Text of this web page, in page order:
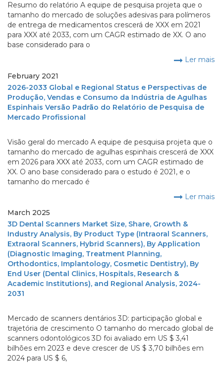
Resumo do relatório A equipe de pesquisa projeta que o
tamanho do mercado de soluções adesivas para polímeros
de entrega de medicamentos crescerá de XXX em 2021
para XXX até 2033, com um CAGR estimado de XX. O ano
base considerado para o
Ler mais
February 2021
2026-2033 Global e Regional Status e Perspectivas de
Produção, Vendas e Consumo da Indústria de Agulhas
Espinhais Versão Padrão do Relatório de Pesquisa de
Mercado Profissional
Visão geral do mercado A equipe de pesquisa projeta que o
tamanho do mercado de agulhas espinhais crescerá de XXX
em 2026 para XXX até 2033, com um CAGR estimado de
XX. O ano base considerado para o estudo é 2021, e o
tamanho do mercado é
Ler mais
March 2025
3D Dental Scanners Market Size, Share, Growth &
Industry Analysis, By Product Type (Intraoral Scanners,
Extraoral Scanners, Hybrid Scanners), By Application
(Diagnostic Imaging, Treatment Planning,
Orthodontics, Implantology, Cosmetic Dentistry), By
End User (Dental Clinics, Hospitals, Research &
Academic Institutions), and Regional Analysis, 2024-
2031
Mercado de scanners dentários 3D: participação global e
trajetória de crescimento O tamanho do mercado global de
scanners odontológicos 3D foi avaliado em US $ 3,41
bilhões em 2023 e deve crescer de US $ 3,70 bilhões em
2024 para US $ 6,